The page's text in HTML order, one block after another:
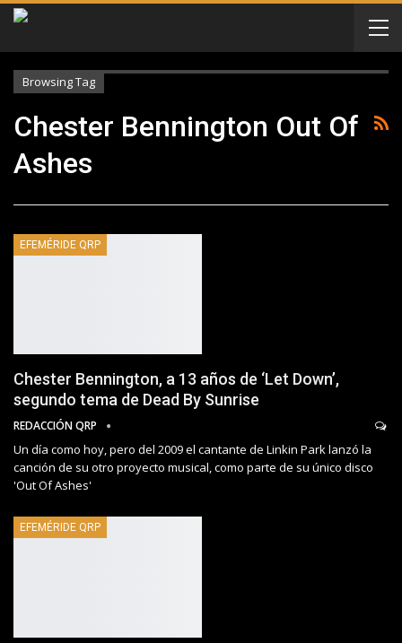
Browsing Tag
Chester Bennington Out Of
Ashes
EFEMÉRIDE QRP
Chester Bennington, a 13 años de ‘Let Down’,
segundo tema de Dead By Sunrise
REDACCIÓN QRP
Un día como hoy, pero del 2009 el cantante de Linkin Park lanzó la
canción de su otro proyecto musical, como parte de su único disco
'Out Of Ashes'
EFEMÉRIDE QRP